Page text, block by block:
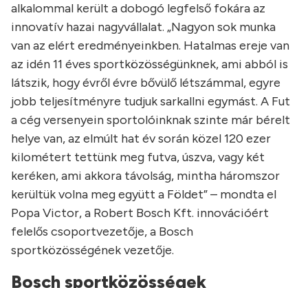
alkalommal került a dobogó legfelső fokára az
innovatív hazai nagyvállalat. „Nagyon sok munka
van az elért eredményeinkben. Hatalmas ereje van
az idén 11 éves sportközösségünknek, ami abból is
látszik, hogy évről évre bővülő létszámmal, egyre
jobb teljesítményre tudjuk sarkallni egymást. A Fut
a cég versenyein sportolóinknak szinte már bérelt
helye van, az elmúlt hat év során közel 120 ezer
kilométert tettünk meg futva, úszva, vagy két
keréken, ami akkora távolság, mintha háromszor
kerültük volna meg együtt a Földet” – mondta el
Popa Victor, a Robert Bosch Kft. innovációért
felelős csoportvezetője, a Bosch
sportközösségének vezetője.
Bosch sportközösségek